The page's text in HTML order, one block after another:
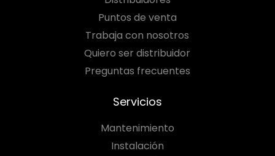
Puntos de venta
Trabaja con nosotros
Quiero ser distribuidor
Preguntas frecuentes
Servicios
Mantenimiento
Instalación